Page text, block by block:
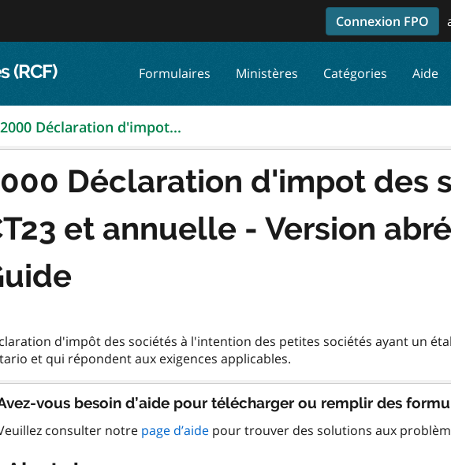
Connexion FPO
(RCF) Formulaires Ministères Catégories Aide
2000 Déclaration d'impot...
Déclaration d'impot des
et annuelle - Version
d'impôt des sociétés à l'intention des petites sociétés ayant un
vous besoin d’aide pour télécharger ou remplir des
consulter notre page d’aide pour trouver des solutions aux